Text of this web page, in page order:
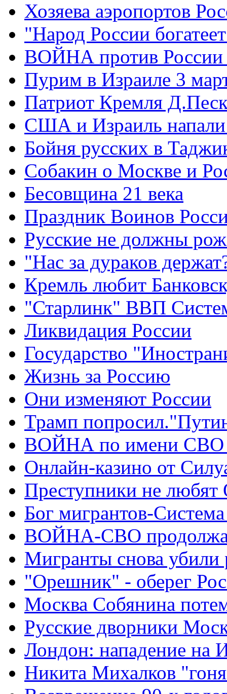
Хозяева аэропортов
"Народ России
ВОЙНА против России
Пурим в Израиле 3
Патриот Кремля
США и Израиль
Бойня русских в
Собакин о Москве и
Бесовщина 21 века
Праздник Воинов
Русские не должны
"Нас за дураков
Кремль любит
"Старлинк" ВВП
Ликвидация России
Государство
Жизнь за Россию
Они изменяют России
Трамп
ВОЙНА по имени СВО
Онлайн-казино от
Преступники не
Бог мигрантов-
ВОЙНА-СВО
Мигранты снова убили
"Орешник" - оберег
Москва Собянина
Русские дворники
Лондон: нападение на
Никита Михалков